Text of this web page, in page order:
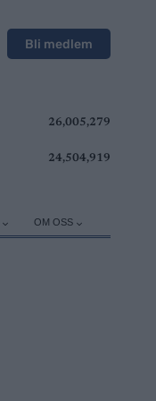
Bli medlem
26,005,279
24,504,919
OM OSS